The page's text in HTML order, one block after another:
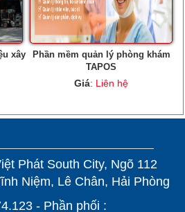
xây
Phần mềm quản lý phòng khám
TAPOS
Giá: Liên hệ
Phát South City, Ngõ 112
Niệm, Lê Chân, Hải Phòng
- Phần phối :